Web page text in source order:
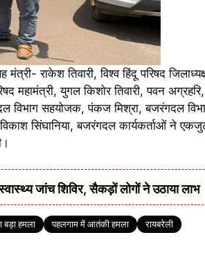
राकेश तिवारी, विश्व हिंदू परिषद
महामंत्री, युगल किशोर तिवारी, पवन
विभाग सहयोजक, पंकज मिश्रा, बजरंगदल
सिंघानिया, बजरंगदल कार्यकर्ताओं ने
जांच शिविर, सैकड़ों लोगों ने उठाया लाभ
हमला पहलगाम में आतंकी हमला रायबरेली